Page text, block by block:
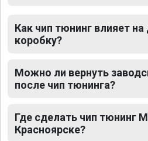
Как чип тюнинг влияет на
коробку?
Можно ли вернуть
после чип тюнинга?
Где сделать чип тюнинг
Красноярске?